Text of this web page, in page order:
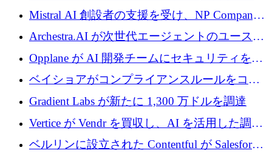
億ドルの評価額で1億5,000万ドルのシリーズD
Mistral AI 創設者の支援を受け、NP Company
がエンジニアリング向け AI を推進するために
600 万ユーロのプレシードを確保
Archestra.AI が次世代エージェントのユースケ
ースを実現するために 1,000 万ドルを調達
Opplane が AI 開発チームにセキュリティをも
たらすために 450 万ユーロを調達
ベイショアがコンプライアンスルールをコー
ド化するために800万ドルを調達
Gradient Labs が新たに 1,300 万ドルを調達
Vertice が Vendr を買収し、AI を活用した調達
インテリジェンス プラットフォームを構築
ベルリンに設立された Contentful が Salesforce